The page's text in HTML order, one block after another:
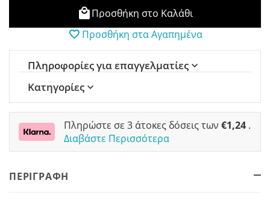
Προσθήκη στο Καλάθι
Προσθήκη στα Αγαπημένα
Πληροφορίες για επαγγελματίες
Κατηγορίες
Πληρώστε σε 3 άτοκες δόσεις των €1,24 .
Διαβάστε Περισσότερα
ΠΕΡΙΓΡΑΦΗ